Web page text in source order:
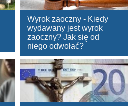
Wyrok zaoczny - Kiedy
wydawany jest wyrok
zaoczny? Jak się od
niego odwołać?